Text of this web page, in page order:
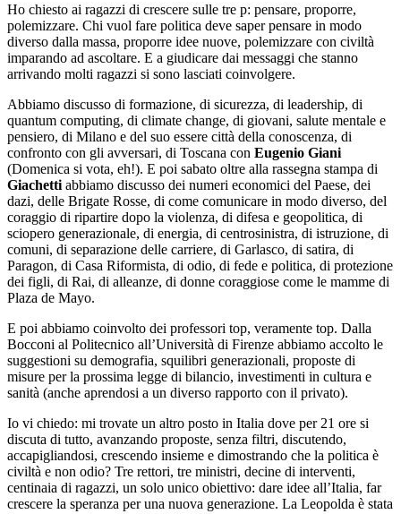
Ho chiesto ai ragazzi di crescere sulle tre p: pensare, proporre,
polemizzare. Chi vuol fare politica deve saper pensare in modo
diverso dalla massa, proporre idee nuove, polemizzare con civiltà
imparando ad ascoltare. E a giudicare dai messaggi che stanno
arrivando molti ragazzi si sono lasciati coinvolgere.
Abbiamo discusso di formazione, di sicurezza, di leadership, di
quantum computing, di climate change, di giovani, salute mentale e
pensiero, di Milano e del suo essere città della conoscenza, di
confronto con gli avversari, di Toscana con Eugenio Giani
(Domenica si vota, eh!). E poi sabato oltre alla rassegna stampa di
Giachetti abbiamo discusso dei numeri economici del Paese, dei
dazi, delle Brigate Rosse, di come comunicare in modo diverso, del
coraggio di ripartire dopo la violenza, di difesa e geopolitica, di
sciopero generazionale, di energia, di centrosinistra, di istruzione, di
comuni, di separazione delle carriere, di Garlasco, di satira, di
Paragon, di Casa Riformista, di odio, di fede e politica, di protezione
dei figli, di Rai, di alleanze, di donne coraggiose come le mamme di
Plaza de Mayo.
E poi abbiamo coinvolto dei professori top, veramente top. Dalla
Bocconi al Politecnico all’Università di Firenze abbiamo accolto le
suggestioni su demografia, squilibri generazionali, proposte di
misure per la prossima legge di bilancio, investimenti in cultura e
sanità (anche aprendosi a un diverso rapporto con il privato).
Io vi chiedo: mi trovate un altro posto in Italia dove per 21 ore si
discuta di tutto, avanzando proposte, senza filtri, discutendo,
accapigliandosi, crescendo insieme e dimostrando che la politica è
civiltà e non odio? Tre rettori, tre ministri, decine di interventi,
centinaia di ragazzi, un solo unico obiettivo: dare idee all’Italia, far
crescere la speranza per una nuova generazione. La Leopolda è stata